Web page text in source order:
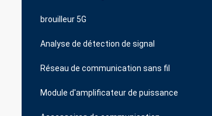
brouilleur 5G
Analyse de détection de signal
Réseau de communication sans fil
Module d'amplificateur de puissance